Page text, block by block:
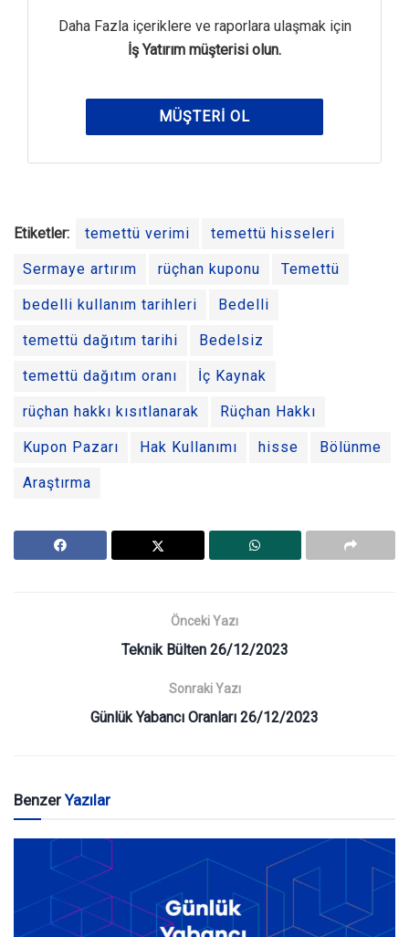
Daha Fazla içeriklere ve raporlara ulaşmak için
İş Yatırım müşterisi olun.
MÜŞTERI OL
Etiketler: temettü verimi temettü hisseleri
Sermaye artırım rüçhan kuponu Temettü
bedelli kullanım tarihleri Bedelli
temettü dağıtım tarihi Bedelsiz
temettü dağıtım oranı İç Kaynak
rüçhan hakkı kısıtlanarak Rüçhan Hakkı
Kupon Pazarı Hak Kullanımı hisse Bölünme
Araştırma
Önceki Yazı
Teknik Bülten 26/12/2023
Sonraki Yazı
Günlük Yabancı Oranları 26/12/2023
BenzerYazılar